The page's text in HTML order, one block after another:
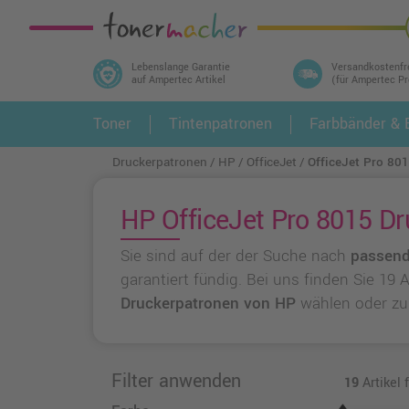
Lebenslange Garantie
auf Ampertec Artikel
(für Ampertec
In 3 einfachen Schritten ihr Druckermodell
und alle dazu passenden Artikel finden ➤ 1.
Toner Tintenpatronen Farbbänder &
Druckerpatronen HP OfficeJet OfficeJet Pro
HP OfficeJet Pro 8015
Sie sind auf der der Suche nach
garantiert fündig. Bei uns finden Sie 19
Druckerpatronen von HP wählen oder zu
Filter anwenden 19Artikel